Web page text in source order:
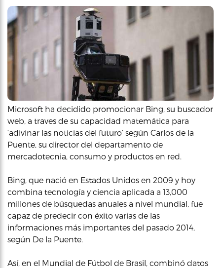
Microsoft ha decidido promocionar Bing, su buscador
web, a traves de su capacidad matemática para
‘adivinar las noticias del futuro’ según Carlos de la
Puente, su director del departamento de
mercadotecnia, consumo y productos en red.
Bing, que nació en Estados Unidos en 2009 y hoy
combina tecnología y ciencia aplicada a 13,000
millones de búsquedas anuales a nivel mundial, fue
capaz de predecir con éxito varias de las
informaciones más importantes del pasado 2014,
según De la Puente.
Así, en el Mundial de Fútbol de Brasil, combinó datos